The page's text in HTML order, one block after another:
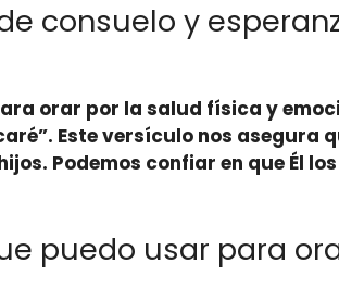
consuelo y
orar por la salud física y
Este versículo nos asegura
Podemos confiar en que Él
puedo usar para